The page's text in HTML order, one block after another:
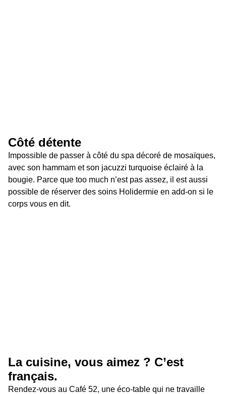
Côté détente
Impossible de passer à côté du spa décoré de mosaïques,
avec son hammam et son jacuzzi turquoise éclairé à la
bougie. Parce que too much n’est pas assez, il est aussi
possible de réserver des soins Holidermie en add-on si le
corps vous en dit.
La cuisine, vous aimez ? C’est
français.
Rendez-vous au Café 52, une éco-table qui ne travaille